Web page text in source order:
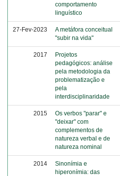
comportamento
linguístico
27-Fev-2023
A metáfora conceitual
"subir na vida"
2017
Projetos
pedagógicos: análise
pela metodologia da
problematização e
pela
interdisciplinaridade
2015
Os verbos "parar" e
"deixar" com
complementos de
natureza verbal e de
natureza nominal
2014
Sinonímia e
hiperonímia: das